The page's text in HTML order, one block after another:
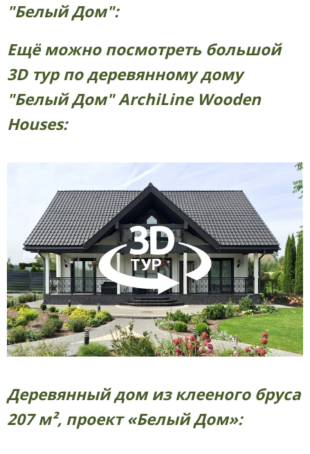
"Белый Дом":
Ещё можно посмотреть большой
3D тур по деревянному дому
"Белый Дом" ArchiLine Wooden
Houses:
Деревянный дом из клееного бруса
207 м², проект «Белый Дом»: